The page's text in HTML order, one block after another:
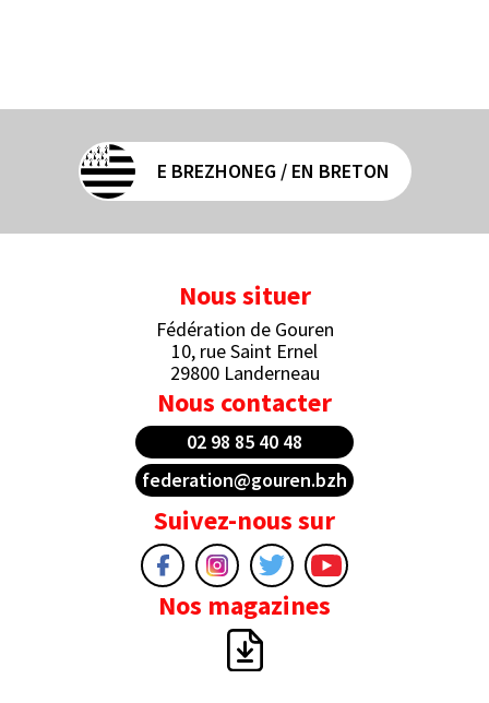
E BREZHONEG / EN BRETON
Nous situer
Fédération de Gouren
10, rue Saint Ernel
29800 Landerneau
Nous contacter
02 98 85 40 48
federation@gouren.bzh
Suivez-nous sur
Nos magazines